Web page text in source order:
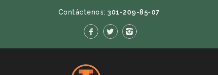
Contáctenos: 301-209-85-07